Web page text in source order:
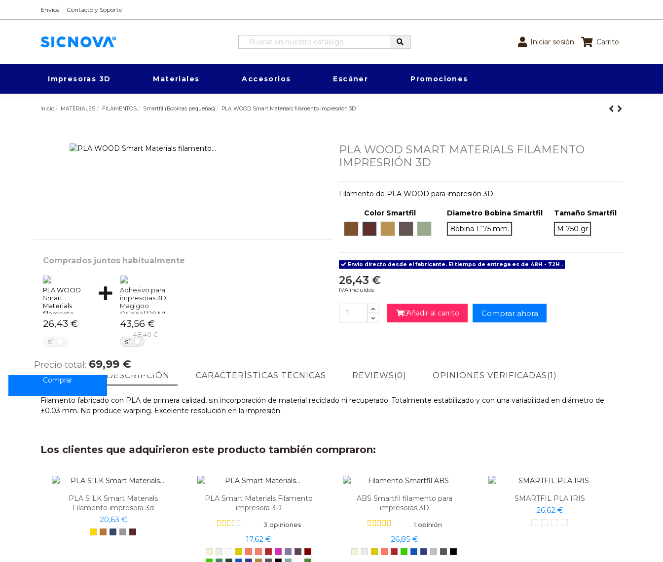
Envíos Contacto y Soporte
Iniciar sesión Carrito
Impresoras 3D Materiales Accesorios Escáner Promociones
Inicio MATERIALES FILAMENTOS Smartfil (Bobinas pequeñas) PLA WOOD Smart Materials filamento impresrión 3D
PLA WOOD SMART MATERIALS FILAMENTO
IMPRESRIÓN 3D
Filamento de PLA WOOD para impresión 3D
Color Smartfil
Diametro Bobina Smartfil
Bobina 1´75 mm.
Tamaño Smartfil
M 750 gr
Envio directo desde el fabricante. El tiempo de entrega es de 48H - 72H .
26,43 €
IVA incluidos

Añadir al carrito Comprar ahora
Comprados juntos habitualmente
PLA WOOD
Smart
Materials
filamento
impresrión 3D
26,43 €
SÍ
Adhesivo para
impresoras 3D
Magigoo
Original 120 ML
43,56 €
48,40 €
SÍ
Precio total: 69,99 €
DESCRIPCIÓN CARACTERÍSTICAS TÉCNICAS REVIEWS(0) OPINIONES VERIFICADAS(1)
Filamento fabricado con PLA de primera calidad, sin incorporación de material reciclado ni recuperado. Totalmente estabilizado y con una variabilidad en diámetro de
±0.03 mm. No produce warping. Excelente resolución en la impresión.
Los clientes que adquirieron este producto también compraron:
PLA SILK Smart Materials
Filamento impresora 3d
20,63 €
PLA Smart Materials Filamento
impresora 3D
3 opiniones
17,62 €
ABS Smartfil filamento para
impresoras 3D
1 opinión
26,85 €
SMARTFIL PLA IRIS
26,62 €